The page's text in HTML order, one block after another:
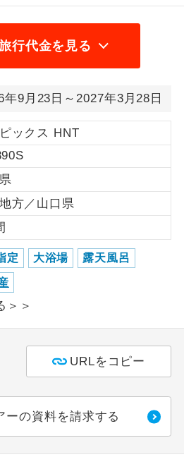
行代金を見る
年9月23日～2027年3月28日
ックス HNT
方／山口県
定 大浴場 露天風呂
＞＞
URLをコピー
ーの資料を請求する
様から出発可能な個人型プランで
とり様限定でご参加いただけるコー
1室利用でも追加料金がかからない
スです。
婦限定でご参加いただけるコースで
限定でご参加いただけるコースで
加にあたり年齢に制限があるコース
。
介するホテルを指定したコースで
とり様でバス席を2席利⽤できま